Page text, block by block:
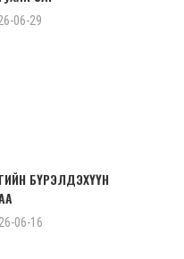
06-29
БҮРЭЛДЭХҮҮН
06-16